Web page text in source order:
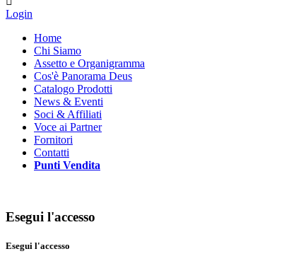
Login
Home
Chi Siamo
Assetto e Organigramma
Cos'è Panorama Deus
Catalogo Prodotti
News & Eventi
Soci & Affiliati
Voce ai Partner
Fornitori
Contatti
Punti Vendita
Esegui l'accesso
Esegui l'accesso